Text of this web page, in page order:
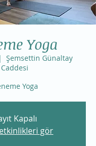
Yoga
Şemsettin Günaltay
Caddesi
Yoga
Kapalı
gör